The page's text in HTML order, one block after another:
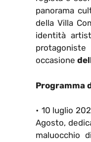
panorama
della Villa
identità
protagoniste
occasione
Programma
• 10 luglio
Agosto,
maluocchio